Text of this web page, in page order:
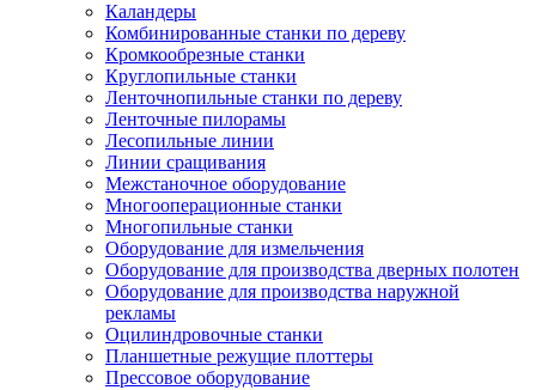
Каландеры
Комбинированные станки по дереву
Кромкообрезные станки
Круглопильные станки
Ленточнопильные станки по дереву
Ленточные пилорамы
Лесопильные линии
Линии сращивания
Межстаночное оборудование
Многооперационные станки
Многопильные станки
Оборудование для измельчения
Оборудование для производства дверных полотен
Оборудование для производства наружной
рекламы
Оцилиндровочные станки
Планшетные режущие плоттеры
Прессовое оборудование